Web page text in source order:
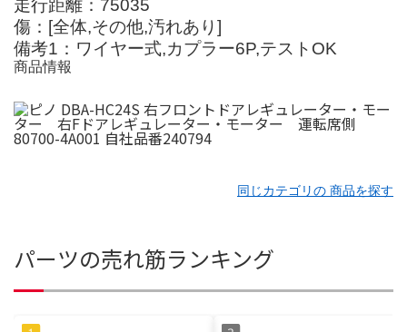
走行距離：75035
傷：[全体,その他,汚れあり]
備考1：ワイヤー式,カプラー6P,テストOK
商品情報
同じカテゴリの 商品を探す
パーツの売れ筋ランキング